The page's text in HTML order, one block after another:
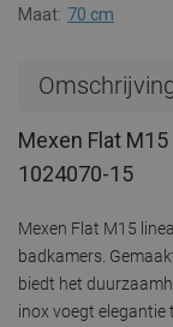
Maat: 70 cm
Mexen Flat
1024070-15
Mexen Flat M15
badkamers.
biedt het
inox voegt elegantie